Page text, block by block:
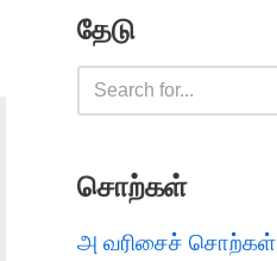
தேடு
சொற்கள்
அ வரிசைச் சொற்கள்